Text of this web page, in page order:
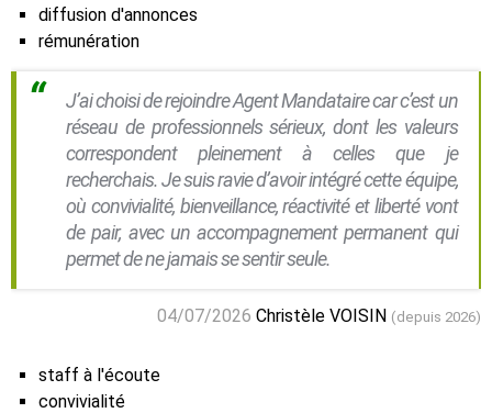
diffusion d'annonces
rémunération
J’ai choisi de rejoindre Agent Mandataire car c’est un
réseau de professionnels sérieux, dont les valeurs
correspondent pleinement à celles que je
recherchais. Je suis ravie d’avoir intégré cette équipe,
où convivialité, bienveillance, réactivité et liberté vont
de pair, avec un accompagnement permanent qui
permet de ne jamais se sentir seule.
04/07/2026 Christèle VOISIN (depuis 2026)
staff à l'écoute
convivialité